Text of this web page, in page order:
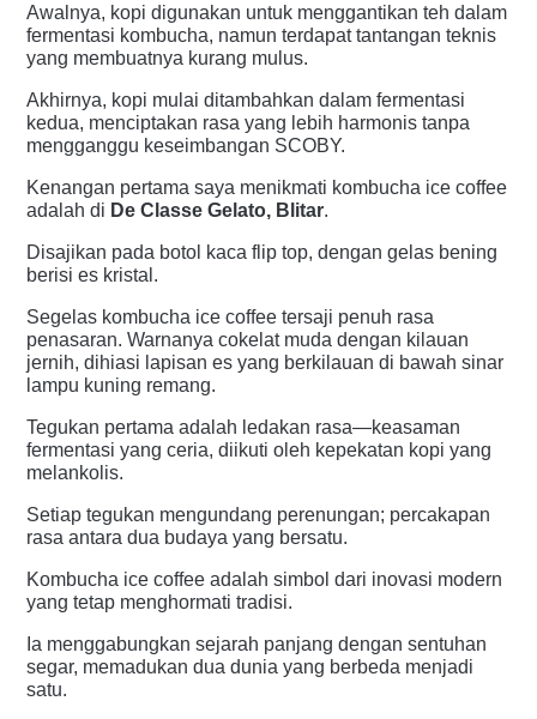
Awalnya, kopi digunakan untuk menggantikan teh dalam
fermentasi kombucha, namun terdapat tantangan teknis
yang membuatnya kurang mulus.
Akhirnya, kopi mulai ditambahkan dalam fermentasi
kedua, menciptakan rasa yang lebih harmonis tanpa
mengganggu keseimbangan SCOBY.
Kenangan pertama saya menikmati kombucha ice coffee
adalah di De Classe Gelato, Blitar.
Disajikan pada botol kaca flip top, dengan gelas bening
berisi es kristal.
Segelas kombucha ice coffee tersaji penuh rasa
penasaran. Warnanya cokelat muda dengan kilauan
jernih, dihiasi lapisan es yang berkilauan di bawah sinar
lampu kuning remang.
Tegukan pertama adalah ledakan rasa—keasaman
fermentasi yang ceria, diikuti oleh kepekatan kopi yang
melankolis.
Setiap tegukan mengundang perenungan; percakapan
rasa antara dua budaya yang bersatu.
Kombucha ice coffee adalah simbol dari inovasi modern
yang tetap menghormati tradisi.
Ia menggabungkan sejarah panjang dengan sentuhan
segar, memadukan dua dunia yang berbeda menjadi
satu.